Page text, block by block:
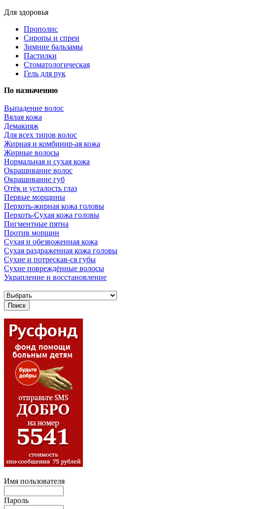
Для здоровья
Прополис
Сиропы и спреи
Зимние бальзамы
Пастилки
Стоматологическая
Гель для рук
По назначению
Выпадение волос
Вялая кожа
Демакияж
Для всех типов волос
Жирная и комбинир-ая кожа
Жирные волосы
Нормальная и сухая кожа
Окрашивание волос
Окрашивание губ
Отёк и усталость глаз
Первые морщины
Перхоть-жирная кожа головы
Перхоть-Сухая кожа головы
Пигментные пятна
Против морщин
Сухая и обезвоженная кожа
Сухая раздраженная кожа головы
Сухие и потрескав-ся губы
Сухие повреждённые волосы
Украпление и восстановление
Имя пользователя
Пароль